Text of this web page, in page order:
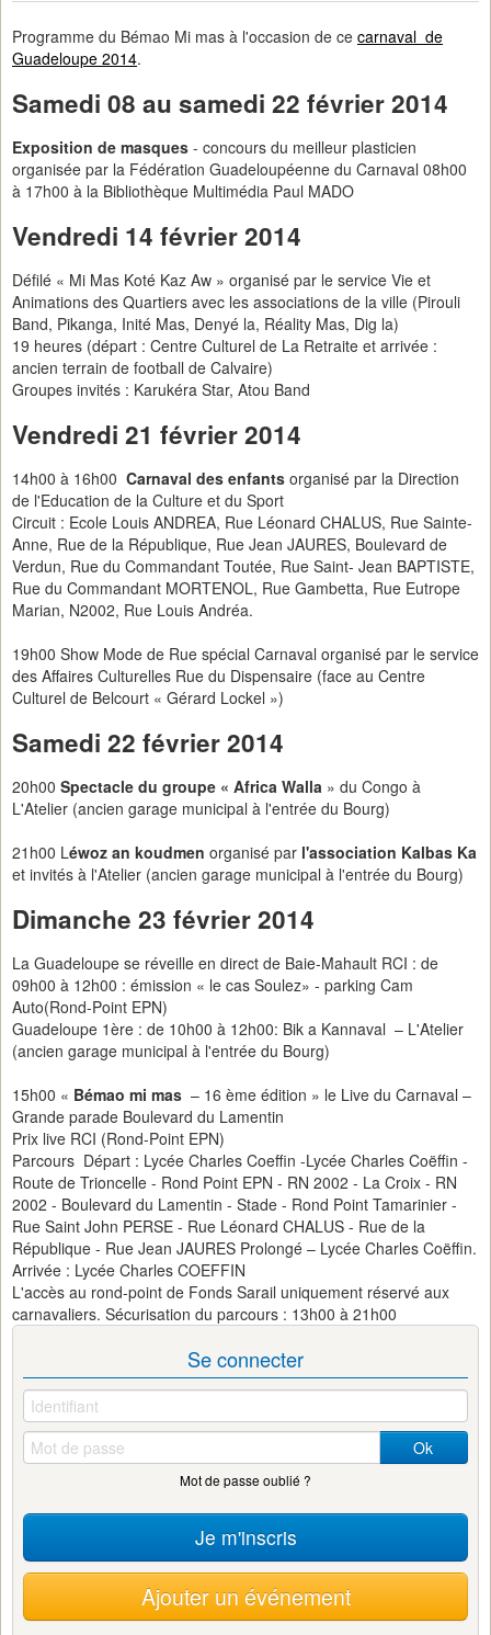
Programme du Bémao Mi mas à l'occasion de ce carnaval de
Guadeloupe 2014.
Samedi 08 au samedi 22 février 2014
Exposition de masques - concours du meilleur plasticien
organisée par la Fédération Guadeloupéenne du Carnaval 08h00
à 17h00 à la Bibliothèque Multimédia Paul MADO
Vendredi 14 février 2014
Défilé « Mi Mas Koté Kaz Aw » organisé par le service Vie et
Animations des Quartiers avec les associations de la ville (Pirouli
Band, Pikanga, Inité Mas, Denyé la, Réality Mas, Dig la)
19 heures (départ : Centre Culturel de La Retraite et arrivée :
ancien terrain de football de Calvaire)
Groupes invités : Karukéra Star, Atou Band
Vendredi 21 février 2014
14h00 à 16h00 Carnaval des enfants organisé par la Direction
de l'Education de la Culture et du Sport
Circuit : Ecole Louis ANDREA, Rue Léonard CHALUS, Rue Sainte-
Anne, Rue de la République, Rue Jean JAURES, Boulevard de
Verdun, Rue du Commandant Toutée, Rue Saint- Jean BAPTISTE,
Rue du Commandant MORTENOL, Rue Gambetta, Rue Eutrope
Marian, N2002, Rue Louis Andréa.
19h00 Show Mode de Rue spécial Carnaval organisé par le service
des Affaires Culturelles Rue du Dispensaire (face au Centre
Culturel de Belcourt « Gérard Lockel »)
Samedi 22 février 2014
20h00 Spectacle du groupe « Africa Walla » du Congo à
L'Atelier (ancien garage municipal à l'entrée du Bourg)
21h00 Léwoz an koudmen organisé par l'association Kalbas Ka
et invités à l'Atelier (ancien garage municipal à l'entrée du Bourg)
Dimanche 23 février 2014
La Guadeloupe se réveille en direct de Baie-Mahault RCI : de
09h00 à 12h00 : émission « le cas Soulez» - parking Cam
Auto(Rond-Point EPN)
Guadeloupe 1ère : de 10h00 à 12h00: Bik a Kannaval – L'Atelier
(ancien garage municipal à l'entrée du Bourg)
15h00 « Bémao mi mas – 16 ème édition » le Live du Carnaval –
Grande parade Boulevard du Lamentin
Prix live RCI (Rond-Point EPN)
Parcours Départ : Lycée Charles Coeffin -Lycée Charles Coëffin -
Route de Trioncelle - Rond Point EPN - RN 2002 - La Croix - RN
2002 - Boulevard du Lamentin - Stade - Rond Point Tamarinier -
Rue Saint John PERSE - Rue Léonard CHALUS - Rue de la
République - Rue Jean JAURES Prolongé – Lycée Charles Coëffin.
Arrivée : Lycée Charles COEFFIN
L'accès au rond-point de Fonds Sarail uniquement réservé aux
carnavaliers. Sécurisation du parcours : 13h00 à 21h00
Se connecter
Ok
Mot de passe oublié ?
Je m'inscris
Ajouter un événement